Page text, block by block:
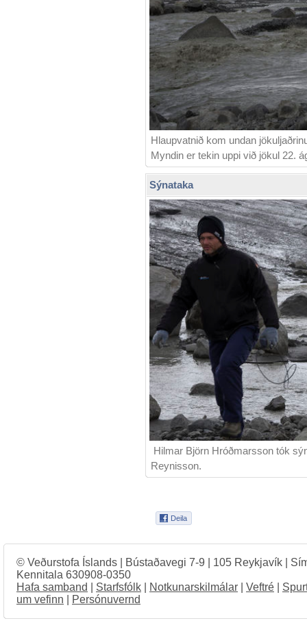
Hlaupvatnið kom undan
Myndin er tekin uppi við jökul 22.
Sýnataka
Hilmar Björn Hróðmarsson tók
Reynisson.
© Veðurstofa Íslands | Bústaðavegi 7-9 | 105 Reykjavík |
Kennitala 630908-0350
Hafa samband
Starfsfólk Notkunarskilmálar Veftré
um vefinn
Persónuvernd